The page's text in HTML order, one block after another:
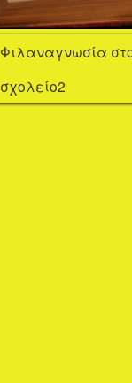
Φιλαναγνωσία
σχολείο2